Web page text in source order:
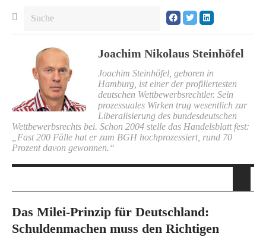
Joachim Nikolaus Steinhöfel
Joachim Steinhöfel, geboren in
Hamburg, ist einer der profiliertesten
deutschen Wettbewerbsrechtler. Sein
prozessuales Wirken trug wesentlich zur
Liberalisierung des bundesdeutschen
Wettbewerbsrechts bei. Schon 2004 stelle das Handelsblatt fest:
„Fast 200 Fälle hat er zum BGH hochprozessiert, rund 70
Prozent davon gewonnen.“
Das Milei-Prinzip für Deutschland:
Schuldenmachen muss den Richtigen